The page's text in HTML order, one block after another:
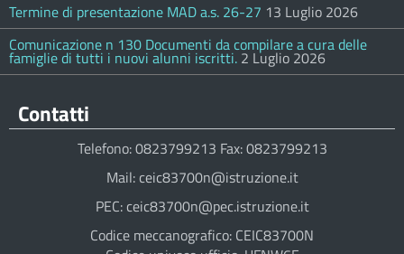
Termine di presentazione MAD a.s. 26-27 13 Luglio 2026
Comunicazione n 130 Documenti da compilare a cura delle
famiglie di tutti i nuovi alunni iscritti. 2 Luglio 2026
Contatti
Telefono: 0823799213 Fax: 0823799213
Mail: ceic83700n@istruzione.it
PEC: ceic83700n@pec.istruzione.it
Codice meccanografico: CEIC83700N